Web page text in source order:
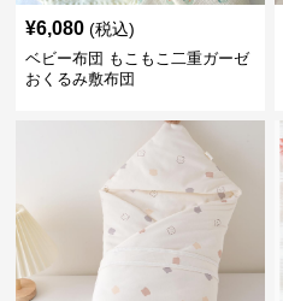
¥6,080 (税込)
ベビー布団 もこもこ二重ガーゼ
おくるみ敷布団